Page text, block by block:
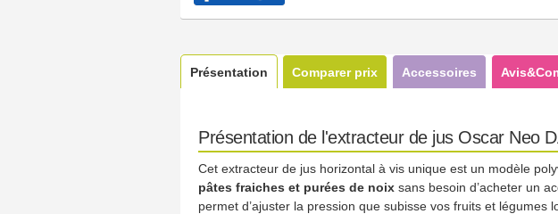
Présentation Comparer prix Accessoires
Présentation de l'extracteur de jus Oscar Neo
Cet extracteur de jus horizontal à vis unique est un modèle
pâtes fraiches et purées de noix sans besoin d’acheter un
permet d’ajuster la pression que subisse vos fruits et